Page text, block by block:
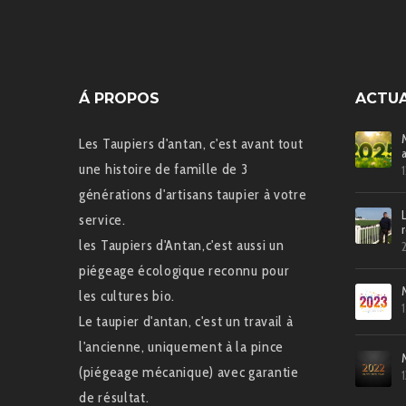
Á PROPOS
Les Taupiers d'antan, c'est avant tout
une histoire de famille de 3
générations d'artisans taupier à votre
service.
les Taupiers d'Antan,c'est aussi un
piégeage écologique reconnu pour
les cultures bio.
Le taupier d'antan, c'est un travail à
l'ancienne, uniquement à la pince
(piégeage mécanique) avec garantie
de résultat.